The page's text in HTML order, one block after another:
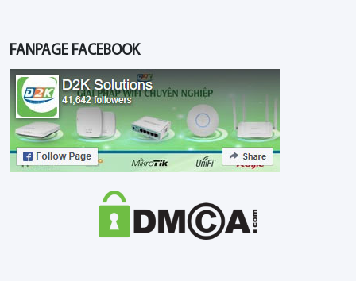
FANPAGE FACEBOOK